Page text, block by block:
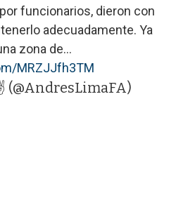
funcionarios, dieron con
adecuadamente. Ya
zona de…
MRZJJfh3TM